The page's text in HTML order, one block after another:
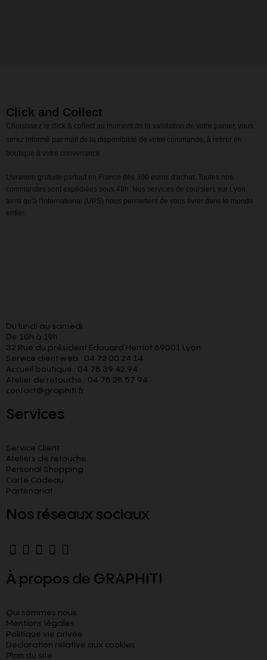
Click and Collect
Choisissez le click & collect au moment de la validation de votre panier, vous
serez informé par mail de la disponibilité de votre commande, à retirer en
boutique à votre convenance.
Livraison gratuite partout en France dès 300 euros d'achat. Toutes nos
commandes sont expédiées sous 48h. Nos services de coursiers sur Lyon
ainsi qu'à l'international (UPS) nous permettent de vous livrer dans le monde
entier.
Du lundi au samedi
De 10h à 19h
32 Rue du président Edouard Herriot 69001 Lyon
Service client web : 04 72 00 24 14
Accueil boutique : 04 78 39 42 94
Atelier de retouche : 04 78 28 57 94
contact@graphiti.fr
Services
Service Client
Ateliers de retouche
Personal Shopping
Carte Cadeau
Partenariat
Nos réseaux sociaux
À propos de GRAPHITI
Qui sommes nous
Mentions légales
Politique vie privée
Declaration relative aux cookies​
Plan du site